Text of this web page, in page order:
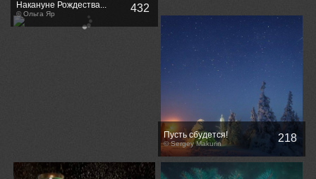
Накануне Рождества...
© Ольга Яр 432
Пусть сбудется!
© Sergey Makurin 218